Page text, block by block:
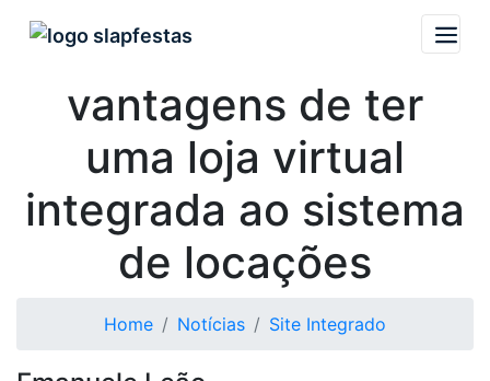
Descubra as
vantagens de ter
uma loja virtual
integrada ao sistema
de locações
Home Notícias Site Integrado